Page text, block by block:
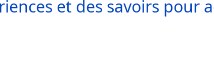
et des savoirs pour